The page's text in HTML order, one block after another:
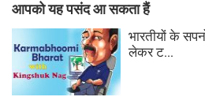
आपको यह पसंद आ सकता हैं
भारतीयों के
लेकर ट...